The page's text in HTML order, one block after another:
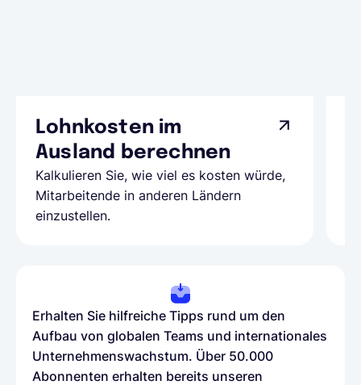
Lohnkosten im
Ausland berechnen
Kalkulieren Sie, wie viel es kosten würde,
Mitarbeitende in anderen Ländern
einzustellen.
Erhalten Sie hilfreiche Tipps rund um den
Aufbau von globalen Teams und internationales
Unternehmenswachstum. Über 50.000
Abonnenten erhalten bereits unseren